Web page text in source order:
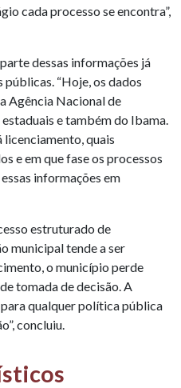
cada processo se encontra”,
dessas informações já
“Hoje, os dados
Agência Nacional de
e também do Ibama.
licenciamento, quais
e em que fase os processos
informações em
estruturado de
municipal tende a ser
o município perde
tomada de decisão. A
qualquer política pública
concluiu.